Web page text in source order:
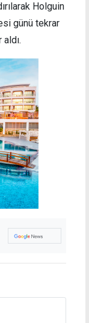
Holguin
günü tekrar